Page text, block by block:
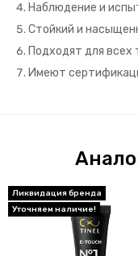
Наблюдение и
Стойкий и
Подходят для всех
Имеют